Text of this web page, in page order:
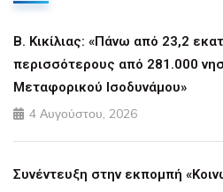
Β. Κικίλιας: «Πάνω από 23,2
περισσότερους από 281.000
Μεταφορικού Ισοδυνάμου»
4 Αυγούστου, 2026
Συνέντευξη στην εκπομπή